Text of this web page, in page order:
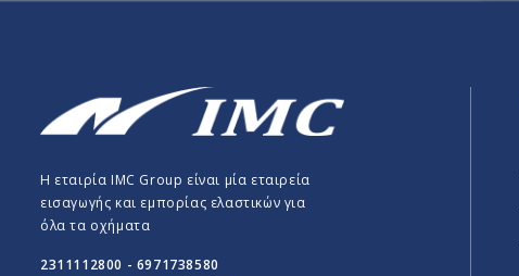
Η εταιρία IMC Group είναι μία εταιρεία
εισαγωγής και εμπορίας ελαστικών για
όλα τα οχήματα
2311112800 - 6971738580